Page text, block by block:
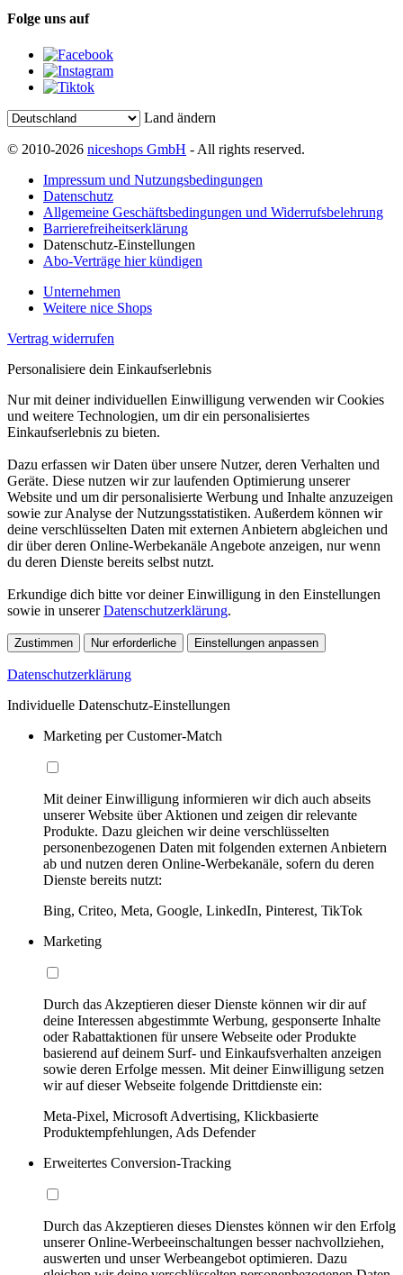
Folge uns auf
Land ändern
© 2010-2026 niceshops GmbH - All rights reserved.
Impressum und Nutzungsbedingungen
Datenschutz
Allgemeine Geschäftsbedingungen und Widerrufsbelehrung
Barrierefreiheitserklärung
Datenschutz-Einstellungen
Abo-Verträge hier kündigen
Unternehmen
Weitere nice Shops
Vertrag widerrufen
Personalisiere dein Einkaufserlebnis
Nur mit deiner individuellen Einwilligung verwenden wir Cookies
und weitere Technologien, um dir ein personalisiertes
Einkaufserlebnis zu bieten.
Dazu erfassen wir Daten über unsere Nutzer, deren Verhalten und
Geräte. Diese nutzen wir zur laufenden Optimierung unserer
Website und um dir personalisierte Werbung und Inhalte anzuzeigen
sowie zur Analyse der Nutzungsstatistiken. Außerdem können wir
deine verschlüsselten Daten mit externen Anbietern abgleichen und
dir über deren Online-Werbekanäle Angebote anzeigen, nur wenn
du deren Dienste bereits selbst nutzt.
Erkundige dich bitte vor deiner Einwilligung in den Einstellungen
sowie in unsererDatenschutzerklärung.
Zustimmen Nur erforderliche Einstellungen anpassen
Datenschutzerklärung
Individuelle Datenschutz-Einstellungen
Marketing per Customer-Match
Mit deiner Einwilligung informieren wir dich auch abseits
unserer Website über Aktionen und zeigen dir relevante
Produkte. Dazu gleichen wir deine verschlüsselten
personenbezogenen Daten mit folgenden externen Anbietern
ab und nutzen deren Online-Werbekanäle, sofern du deren
Dienste bereits nutzt:
Bing, Criteo, Meta, Google, LinkedIn, Pinterest, TikTok
Marketing
Durch das Akzeptieren dieser Dienste können wir dir auf
deine Interessen abgestimmte Werbung, gesponserte Inhalte
oder Rabattaktionen für unsere Webseite oder Produkte
basierend auf deinem Surf- und Einkaufsverhalten anzeigen
sowie deren Erfolge messen. Mit deiner Einwilligung setzen
wir auf dieser Webseite folgende Drittdienste ein:
Meta-Pixel, Microsoft Advertising, Klickbasierte
Produktempfehlungen, Ads Defender
Erweitertes Conversion-Tracking
Durch das Akzeptieren dieses Dienstes können wir den Erfolg
unserer Online-Werbeeinschaltungen besser nachvollziehen,
auswerten und unser Werbeangebot optimieren. Dazu